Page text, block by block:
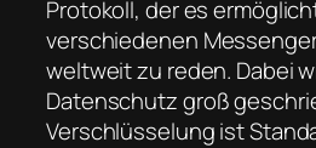
Protokoll, der es
verschiedenen
weltweit zu reden. Dabei
Datenschutz groß
Verschlüsselung ist